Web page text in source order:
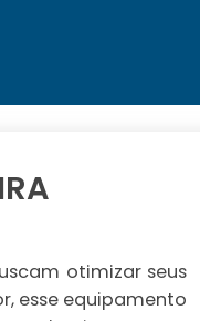
otimizar seus
esse equipamento